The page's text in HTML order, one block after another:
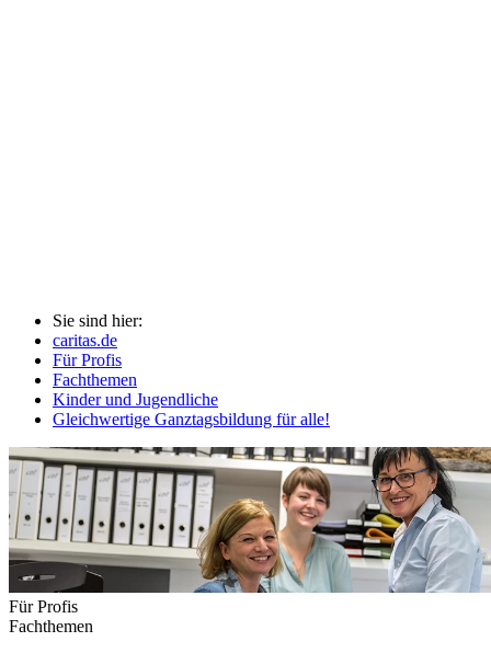
Sie sind hier:
caritas.de
Für Profis
Fachthemen
Kinder und Jugendliche
Gleichwertige Ganztagsbildung für alle!
Für Profis
Fachthemen